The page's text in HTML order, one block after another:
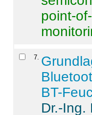
point-
7
BT-
Dr.-Ing.